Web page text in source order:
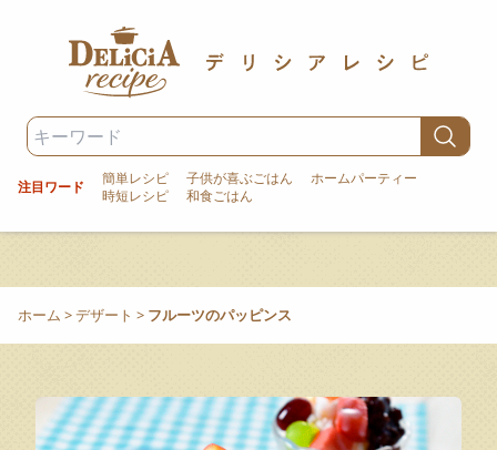
注目ワード 簡単レシピ 子供が喜ぶごはん
ホームパーティー
時短レシピ
和食ごはん
ホーム >デザート > フルーツのパッピンス